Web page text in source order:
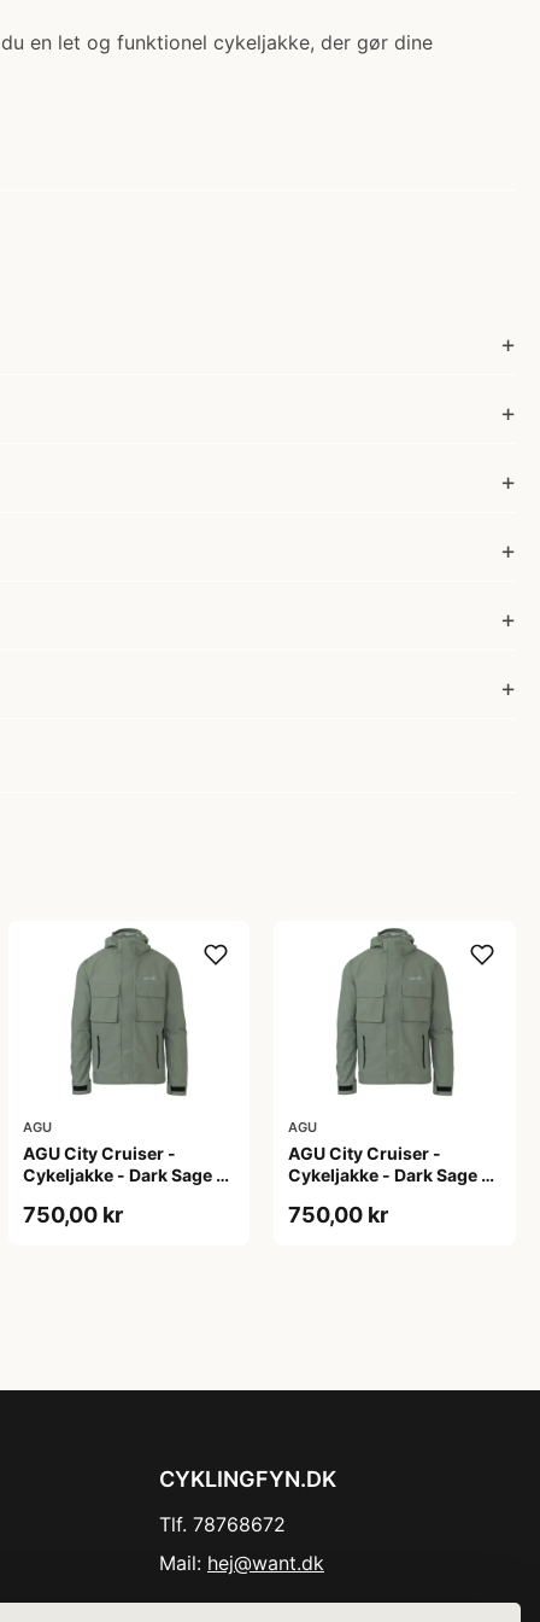
en let og funktionel cykeljakke, der gør dine
AGU
AGU City Cruiser -
Cykeljakke - Dark Sage -
750,00 kr
AGU
AGU City Cruiser -
Cykeljakke - Dark Sage -
750,00 kr
CYKLINGFYN.DK
Tlf. 78768672
Mail: hej@want.dk